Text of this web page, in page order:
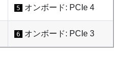
5 オンボード: PCIe 4
6 オンボード: PCIe 3